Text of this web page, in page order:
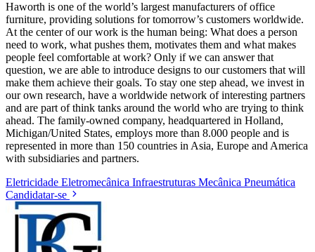
Haworth is one of the world’s largest manufacturers of office
furniture, providing solutions for tomorrow’s customers worldwide.
At the center of our work is the human being: What does a person
need to work, what pushes them, motivates them and what makes
people feel comfortable at work? Only if we can answer that
question, we are able to introduce designs to our customers that will
make them achieve their goals. To stay one step ahead, we invest in
our own research, have a worldwide network of interesting partners
and are part of think tanks around the world who are trying to think
ahead. The family-owned company, headquartered in Holland,
Michigan/United States, employs more than 8.000 people and is
represented in more than 150 countries in Asia, Europe and America
with subsidiaries and partners.
Eletricidade Eletromecânica Infraestruturas Mecânica Pneumática
Candidatar-se